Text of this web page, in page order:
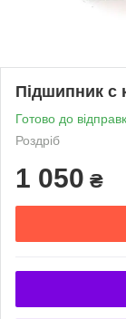
Підшипник c
Готово до
Роздріб
1 050 ₴